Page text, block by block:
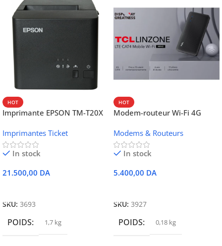
HOT
Imprimante EPSON TM-T20X
Ethernet
Imprimantes Ticket
In stock
21.500,00 DA
SKU: 3693
POIDS 1,7 kg
HOT
Modem-routeur Wi-Fi 4G
Modems & Routeurs
In stock
5.400,00 DA
SKU: 3927
POIDS 0,18 kg